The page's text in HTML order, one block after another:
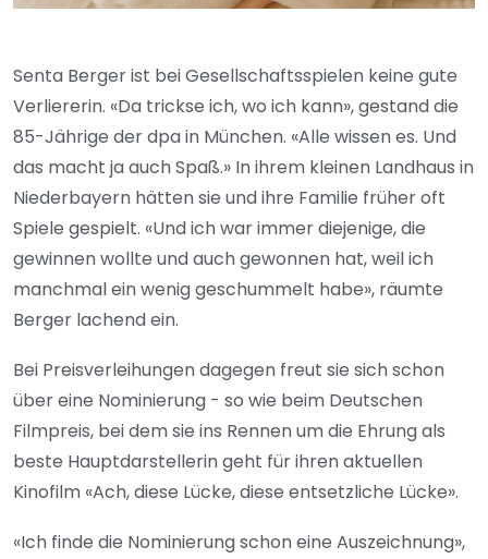
Senta Berger ist bei Gesellschaftsspielen keine gute
Verliererin. «Da trickse ich, wo ich kann», gestand die
85-Jährige der dpa in München. «Alle wissen es. Und
das macht ja auch Spaß.» In ihrem kleinen Landhaus in
Niederbayern hätten sie und ihre Familie früher oft
Spiele gespielt. «Und ich war immer diejenige, die
gewinnen wollte und auch gewonnen hat, weil ich
manchmal ein wenig geschummelt habe», räumte
Berger lachend ein.
Bei Preisverleihungen dagegen freut sie sich schon
über eine Nominierung - so wie beim Deutschen
Filmpreis, bei dem sie ins Rennen um die Ehrung als
beste Hauptdarstellerin geht für ihren aktuellen
Kinofilm «Ach, diese Lücke, diese entsetzliche Lücke».
«Ich finde die Nominierung schon eine Auszeichnung»,